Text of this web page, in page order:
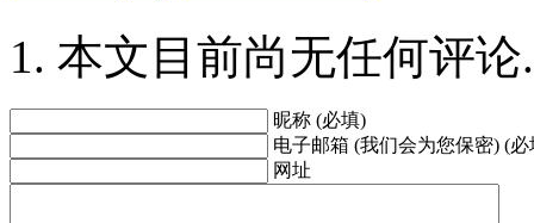
本文目前尚无任何评论.
昵称 (必填)
电子邮箱 (我们会为您保密) (必
网址